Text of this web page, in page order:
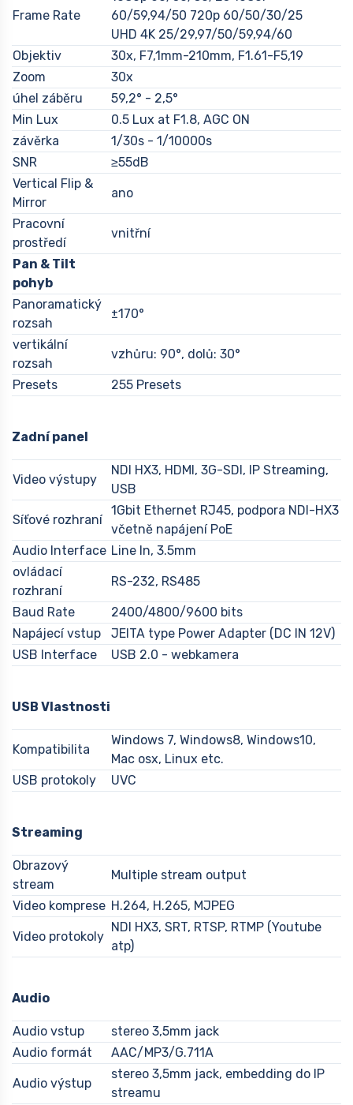
Frame Rate
60/59,94/50 720p 60/50/30/25
UHD 4K 25/29,97/50/59,94/60
Objektiv
30x, F7,1mm-210mm, F1.61-F5,19
Zoom
30x
úhel záběru
59,2° - 2,5°
Min Lux
0.5 Lux at F1.8, AGC ON
závěrka
1/30s - 1/10000s
SNR
≥55dB
Vertical Flip &
Mirror
ano
Pracovní
prostředí
vnitřní
Pan & Tilt
pohyb
Panoramatický
rozsah
±170°
vertikální
rozsah
vzhůru: 90°, dolů: 30°
Presets 255 Presets
Zadní panel
Video výstupy
NDI HX3, HDMI, 3G-SDI, IP Streaming,
USB
Síťové rozhraní
1Gbit Ethernet RJ45, podpora NDI-HX3
včetně napájení PoE
Audio Interface Line In, 3.5mm
ovládací
rozhraní
RS-232, RS485
Baud Rate
2400/4800/9600 bits
Napájecí vstup
JEITA type Power Adapter (DC IN 12V)
USB Interface
USB 2.0 - webkamera
USB Vlastnosti
Kompatibilita
Windows 7, Windows8, Windows10,
Mac osx, Linux etc.
USB protokoly
UVC
Streaming
Obrazový
stream
Multiple stream output
Video komprese H.264, H.265, MJPEG
Video protokoly
NDI HX3, SRT, RTSP, RTMP (Youtube
atp)
Audio
Audio vstup
stereo 3,5mm jack
Audio formát
AAC/MP3/G.711A
Audio výstup
stereo 3,5mm jack, embedding do IP
streamu